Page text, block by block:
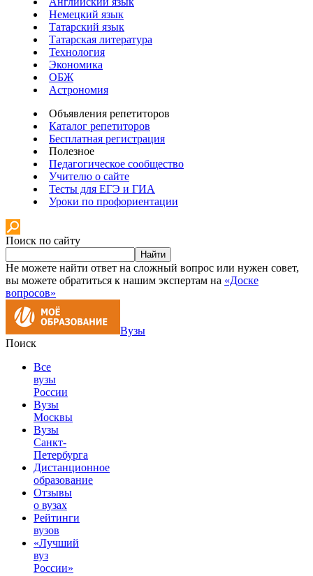
Немецкий язык
Татарский язык
Татарская литература
Технология
Экономика
ОБЖ
Астрономия
Объявления репетиторов
Каталог репетиторов
Бесплатная регистрация
Полезное
Педагогическое сообщество
Учителю о сайте
Тесты для ЕГЭ и ГИА
Уроки по профориентации
Поиск по сайту
Найти
Не можете найти ответ на сложный вопрос или нужен совет,
вы можете обратиться к нашим экспертам на «Доске
вопросов»
Вузы
Поиск
Все
вузы
России
Вузы
Москвы
Вузы
Санкт-
Петербурга
Дистанционное
образование
Отзывы
о вузах
Рейтинги
вузов
«Лучший
вуз
России»